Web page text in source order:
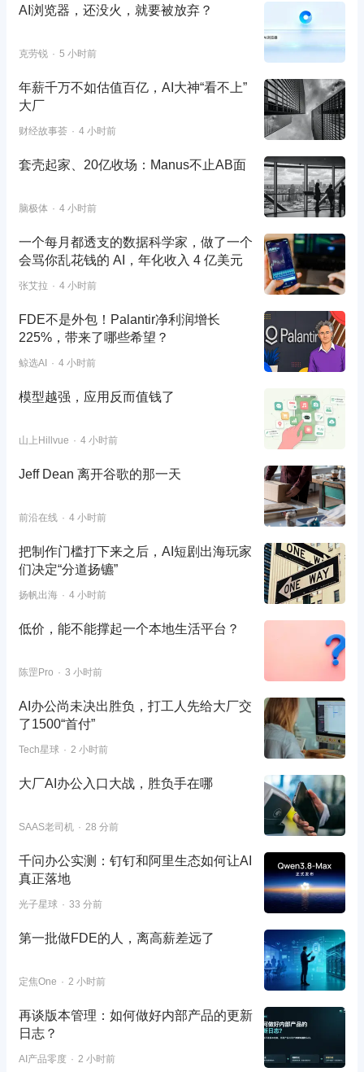
AI浏览器，还没火，就要被放弃？
克劳锐 5 小时前
年薪千万不如估值百亿，AI大神“看不上”
大厂
财经故事荟 4 小时前
套壳起家、20亿收场：Manus不止AB面
脑极体 4 小时前
一个每月都透支的数据科学家，做了一个
会骂你乱花钱的 AI，年化收入 4 亿美元
张艾拉 4 小时前
FDE不是外包！Palantir净利润增长
225%，带来了哪些希望？
鲸选AI 4 小时前
模型越强，应用反而值钱了
山上Hillvue 4 小时前
Jeff Dean 离开谷歌的那一天
前沿在线 4 小时前
把制作门槛打下来之后，AI短剧出海玩家
们决定“分道扬镳”
扬帆出海 4 小时前
低价，能不能撑起一个本地生活平台？
陈罡Pro 3 小时前
AI办公尚未决出胜负，打工人先给大厂交
了1500“首付”
Tech星球 2 小时前
大厂AI办公入口大战，胜负手在哪
SAAS老司机 28 分前
千问办公实测：钉钉和阿里生态如何让AI
真正落地
光子星球 33 分前
第一批做FDE的人，离高薪差远了
定焦One 2 小时前
再谈版本管理：如何做好内部产品的更新
日志？
AI产品零度 2 小时前